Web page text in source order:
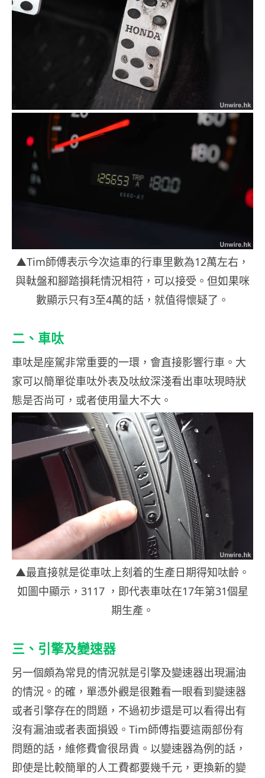
▲Tim師傅表示今次這車的行車里數為12萬左右，
與軚盤和腳踏損耗情況相符，可以接受。但如果咪
數顯示只有3至4萬的話，就值得懷疑了。
二、車呔
車呔是座駕非常重要的一環，會直接影響行車。大
家可以簡單從車呔外表及呔紋深淺看出車呔現時狀
態是否尚可，或者使用量大不大。
▲最直接就是從車呔上刻着的生產日期得知呔齡。
如圖中顯示，3117 ，即代表車呔在17年第31個星
期生產。
三、引擎及變速器
另一個頗為常見的情況就是引擎及變速器出現漏油
的情況。的確，單憑外觀是很難看一眼看到變速器
或者引擎存在的問題，不過初步還是可以看得出有
沒有漏油或者表面損毀。Tim師傅指要這兩部份有
問題的話，維修費會很昂貴。以變速器為例的話，
即使是比較簡單的人工費都要幾千元，更換新的變